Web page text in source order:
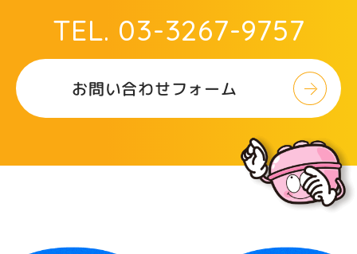
TEL. 03-3267-9757
お問い合わせフォーム